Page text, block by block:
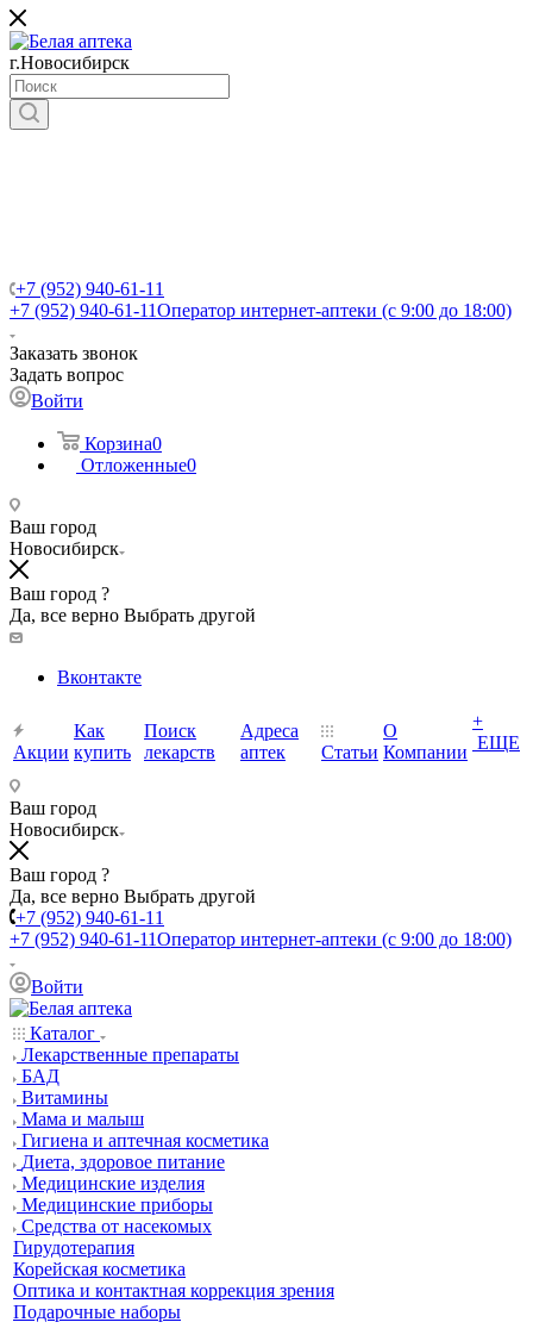
г.Новосибирск
+7 (952) 940-61-11
+7 (952) 940-61-11Оператор интернет-аптеки (с 9:00 до 18:00)
Заказать звонок
Задать вопрос
Войти
Корзина0
Отложенные0
Ваш город
Новосибирск
Ваш город ?
Да, все верно Выбрать другой
Вконтакте
Акции
Как
купить
Поиск
лекарств
Адреса
аптек
Статьи
О
Компании
+
ЕЩЕ
Ваш город
Новосибирск
Ваш город ?
Да, все верно Выбрать другой
+7 (952) 940-61-11
+7 (952) 940-61-11Оператор интернет-аптеки (с 9:00 до 18:00)
Войти
Каталог
Лекарственные препараты
БАД
Витамины
Мама и малыш
Гигиена и аптечная косметика
Диета, здоровое питание
Медицинские изделия
Медицинские приборы
Средства от насекомых
Гирудотерапия
Корейская косметика
Оптика и контактная коррекция зрения
Подарочные наборы